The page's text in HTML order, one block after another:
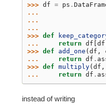
>>> df = ps .
...
...
...
>>> def
...
return df [df
>>> def add_one (df ,
...
return df .
>>> def multiply(df ,
...
return df .
instead of writing